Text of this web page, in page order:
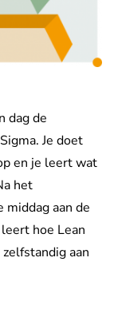
dag de
Je doet
en je leert wat
het
aan de
hoe Lean
aan